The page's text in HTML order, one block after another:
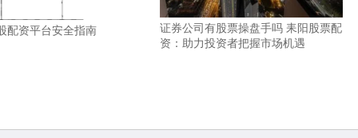
配资平台安全指南
证券公司有股票操盘手吗 耒阳股票配
资：助力投资者把握市场机遇